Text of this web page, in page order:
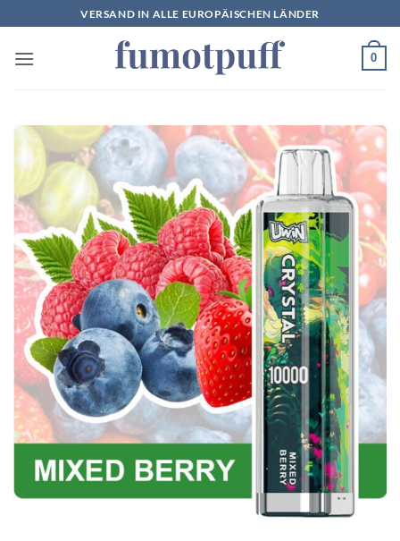
Inhalt
springen
VERSAND IN ALLE EUROPÄISCHEN LÄNDER
0